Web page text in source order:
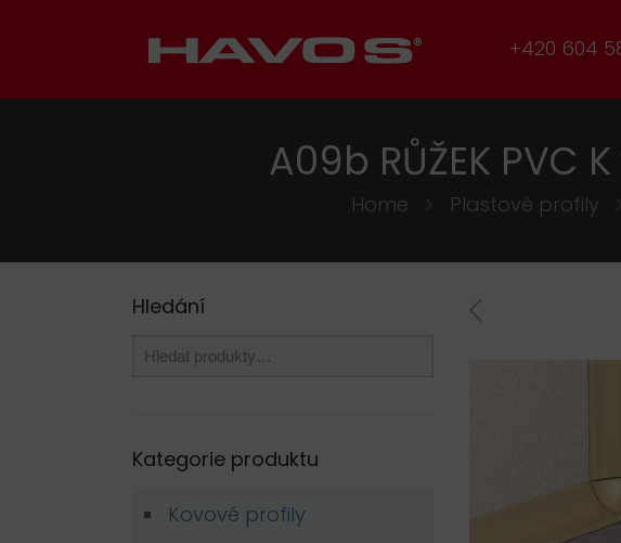
+420 604
A09b RŮŽEK PVC
Home Plastové profily
Hledání
Kategorie produktu
Kovové profily